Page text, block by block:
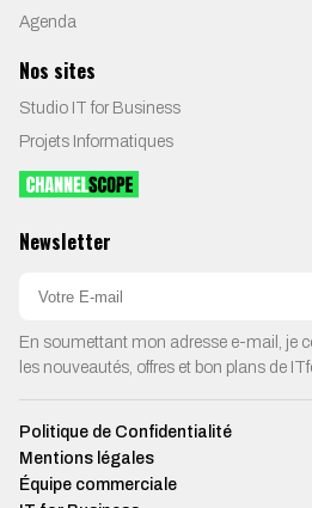
Agenda
Nos sites
Studio IT for Business
Projets Informatiques
Newsletter
En soumettant mon adresse e-mail, je
les nouveautés, offres et bon plans de
Politique de Confidentialité
Mentions légales
Équipe commerciale